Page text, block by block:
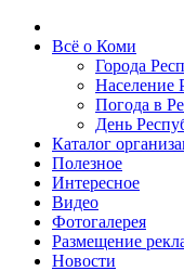
Всё о Коми
Города
Население
Погода в
День
Каталог
Полезное
Интересное
Видео
Фотогалерея
Размещение
Новости